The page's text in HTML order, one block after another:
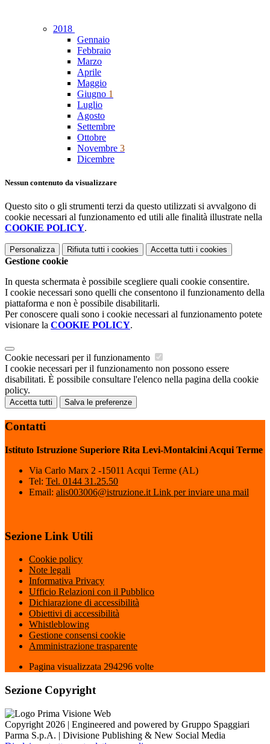
2018
Gennaio
Febbraio
Marzo
Aprile
Maggio
Giugno 1
Luglio
Agosto
Settembre
Ottobre
Novembre 3
Dicembre
Nessun contenuto da visualizzare
Questo sito o gli strumenti terzi da questo utilizzati si avvalgono di
cookie necessari al funzionamento ed utili alle finalità illustrate nella
COOKIE POLICY.
Personalizza Rifiuta tutti i cookies Accetta tutti i cookies
Gestione cookie
In questa schermata è possibile scegliere quali cookie consentire.
I cookie necessari sono quelli che consentono il funzionamento della
piattaforma e non è possibile disabilitarli.
Per conoscere quali sono i cookie necessari al funzionamento potete
visionare la COOKIE POLICY.
Cookie necessari per il funzionamento
I cookie necessari per il funzionamento non possono essere
disabilitati. È possibile consultare l'elenco nella pagina della cookie
policy.
Accetta tutti Salva le preferenze
Contatti
Istituto Istruzione Superiore Rita Levi-Montalcini Acqui Terme
Via Carlo Marx 2 -15011 Acqui Terme (AL)
Tel: Tel. 0144 31.25.50
Email: alis003006@istruzione.it Link per inviare una mail
Sezione Link Utili
Cookie policy
Note legali
Informativa Privacy
Ufficio Relazioni con il Pubblico
Dichiarazione di accessibilità
Obiettivi di accessibilità
Whistleblowing
Gestione consensi cookie
Amministrazione trasparente
Pagina visualizzata 294296 volte
Sezione Copyright
Copyright 2026 | Engineered and powered by Gruppo Spaggiari
Parma S.p.A. | Divisione Publishing & New Social Media